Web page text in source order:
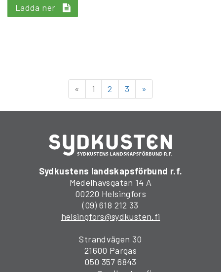
Ladda ner
« 1 2 3 »
Sydkustens landskapsförbund r.f.
Medelhavsgatan 14 A
00220 Helsingfors
(09) 618 212 33
helsingfors@sydkusten.fi
Strandvägen 30
21600 Pargas
050 357 6843